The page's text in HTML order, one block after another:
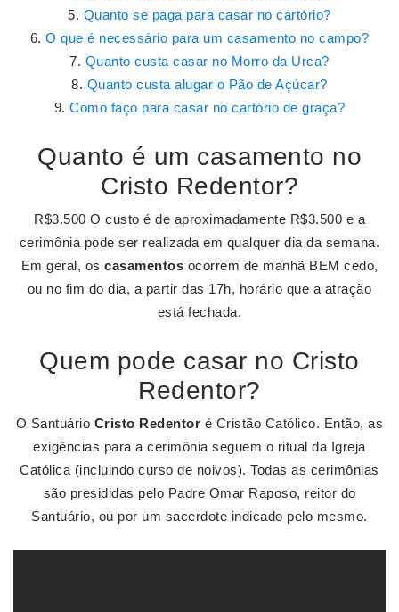
Quanto se paga para casar no cartório?
O que é necessário para um casamento no campo?
Quanto custa casar no Morro da Urca?
Quanto custa alugar o Pão de Açúcar?
Como faço para casar no cartório de graça?
Quanto é um casamento no
Cristo Redentor?
R$3.500 O custo é de aproximadamente R$3.500 e a
cerimônia pode ser realizada em qualquer dia da semana.
Em geral, os casamentos ocorrem de manhã BEM cedo,
ou no fim do dia, a partir das 17h, horário que a atração
está fechada.
Quem pode casar no Cristo
Redentor?
O Santuário Cristo Redentor é Cristão Católico. Então, as
exigências para a cerimônia seguem o ritual da Igreja
Católica (incluindo curso de noivos). Todas as cerimônias
são presididas pelo Padre Omar Raposo, reitor do
Santuário, ou por um sacerdote indicado pelo mesmo.